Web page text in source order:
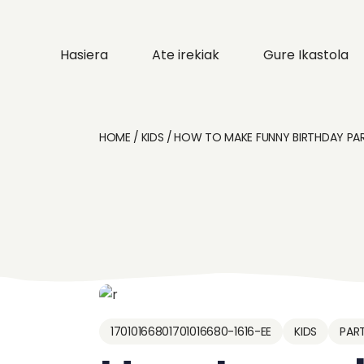
Hasiera Ate irekiak Gure Ikastola
iharduerak
HOME KIDS HOW TO MAKE FUNNY BIRTHDAY
17010166801701016680-1616-EE KIDS